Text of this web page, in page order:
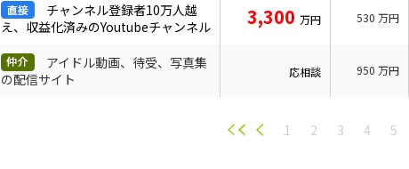
チャンネル登録者10万人越
え、収益化済みのYoutubeチャンネル
3,300 万円 530 万円
アイドル動画、待受、写真集
の配信サイト
応相談 950 万円
1 2 3 4 5